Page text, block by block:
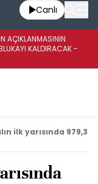
Canlı
AÇIKLANMASININ
KALDIRACAK -
ilk yarısında 979,3